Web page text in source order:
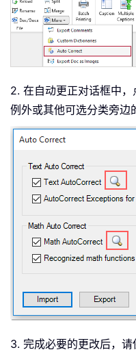
2. 在自动更正对话框中
例外或其他可选分类旁边
3. 完成必要的更改后，请